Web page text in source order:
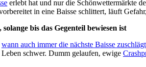
erlebt hat und nur die Schönwettermärkte
in eine Baisse schlittert, läuft
solange bis das Gegenteil bewiesen ist
wann auch immer die nächste Baisse zuschlägt
Leben schwer. Dumm gelaufen, ewige